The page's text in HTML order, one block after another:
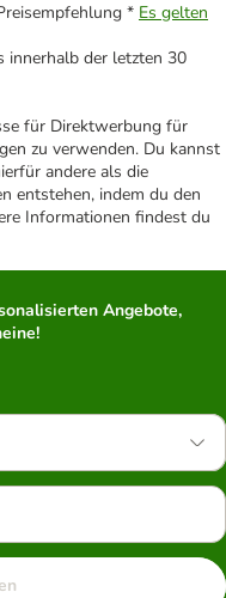
* Es gelten
innerhalb der letzten 30
für Direktwerbung für
zu verwenden. Du kannst
andere als die
entstehen, indem du den
Informationen findest du
Angebote,